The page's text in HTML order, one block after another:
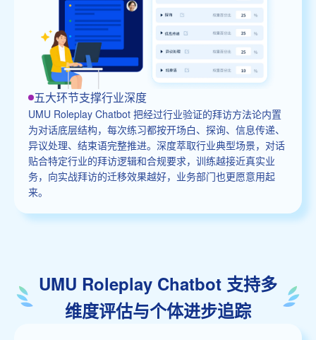
五大环节支撑行业深度
UMU Roleplay Chatbot 把经过行业验证的拜访方法论内置
为对话底层结构，每次练习都按开场白、探询、信息传递、
异议处理、结束语完整推进。深度萃取行业典型场景，对话
贴合特定行业的拜访逻辑和合规要求，训练越接近真实业
务，向实战拜访的迁移效果越好，业务部门也更愿意用起
来。
UMU Roleplay Chatbot 支持多
维度评估与个体进步追踪